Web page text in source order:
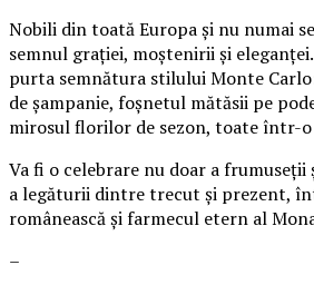
Nobili din toată Europa și nu numai
semnul grației, moștenirii și
purta semnătura stilului Monte
de șampanie, foșnetul mătăsii pe
mirosul florilor de sezon, toate într-o
Va fi o celebrare nu doar a
a legăturii dintre trecut și prezent,
românească și farmecul etern al
–